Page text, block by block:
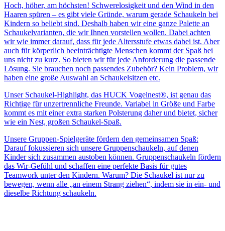
Hoch, höher, am höchsten! Schwerelosigkeit und den Wind in den
Haaren spüren – es gibt viele Gründe, warum gerade Schaukeln bei
Kindern so beliebt sind. Deshalb haben wir eine ganze Palette an
Schaukelvarianten, die wir Ihnen vorstellen wollen. Dabei achten
wir wie immer darauf, dass für jede Altersstufe etwas dabei ist. Aber
auch für körperlich beeinträchtigte Menschen kommt der Spaß bei
uns nicht zu kurz. So bieten wir für jede Anforderung die passende
Lösung. Sie brauchen noch passendes Zubehör? Kein Problem, wir
haben eine große Auswahl an Schaukelsitzen etc.
Unser Schaukel-Highlight, das HUCK Vogelnest®, ist genau das
Richtige für unzertrennliche Freunde. Variabel in Größe und Farbe
kommt es mit einer extra starken Polsterung daher und bietet, sicher
wie ein Nest, großen Schaukel-Spaß.
Unsere Gruppen-Spielgeräte fördern den gemeinsamen Spaß:
Darauf fokussieren sich unsere Gruppenschaukeln, auf denen
Kinder sich zusammen austoben können. Gruppenschaukeln fördern
das Wir-Gefühl und schaffen eine perfekte Basis für gutes
Teamwork unter den Kindern. Warum? Die Schaukel ist nur zu
bewegen, wenn alle „an einem Strang ziehen“, indem sie in ein- und
dieselbe Richtung schaukeln.